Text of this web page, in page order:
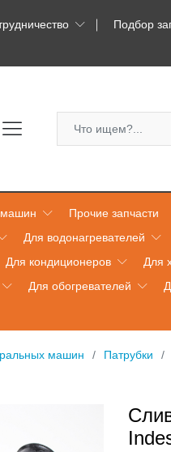
Подбор
машин Прочие запчасти
Для водонагревателей
Для кондиционеров Для
Для обогревателей
машин Патрубки